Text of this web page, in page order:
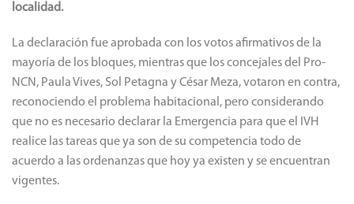
localidad.
La declaración fue aprobada con los votos afirmativos de la
mayoría de los bloques, mientras que los concejales del Pro-
NCN, Paula Vives, Sol Petagna y César Meza, votaron en contra,
reconociendo el problema habitacional, pero considerando
que no es necesario declarar la Emergencia para que el IVH
realice las tareas que ya son de su competencia todo de
acuerdo a las ordenanzas que hoy ya existen y se encuentran
vigentes.